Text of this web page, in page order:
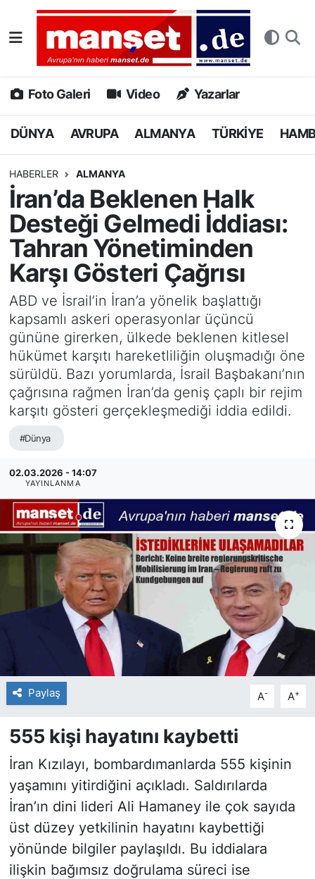
Foto Galeri Video Yazarlar
DÜNYA AVRUPA ALMANYA TÜRKİYE
HABERLER ALMANYA
İran’da Beklenen Halk
Desteği Gelmedi İddiası:
Tahran Yönetiminden
Karşı Gösteri Çağrısı
ABD ve İsrail’in İran’a yönelik başlattığı
kapsamlı askeri operasyonlar üçüncü
gününe girerken, ülkede beklenen kitlesel
hükümet karşıtı hareketliliğin oluşmadığı öne
sürüldü. Bazı yorumlarda, İsrail Başbakanı’nın
çağrısına rağmen İran’da geniş çaplı bir rejim
karşıtı gösteri gerçekleşmediği iddia edildi.
#Dünya
02.03.2026 - 14:07
YAYINLANMA
Paylaş A- A+
555 kişi hayatını kaybetti
İran Kızılayı, bombardımanlarda 555 kişinin
yaşamını yitirdiğini açıkladı. Saldırılarda
İran’ın dini lideri Ali Hamaney ile çok sayıda
üst düzey yetkilinin hayatını kaybettiği
yönünde bilgiler paylaşıldı. Bu iddialara
ilişkin bağımsız doğrulama süreci ise
DÜNYA
AVRUPA
ALMANYA
HAMBURG
SPOR
DEUTSCH
EKONOMİ
SİYASET
SAĞLIK
Nöbetçi Eczaneler
Hava Durumu
Namaz Vakitleri
Puan Durumu ve Fikstür
Tüm Manşetler
Son Dakika Haberleri
Haber Arşivi